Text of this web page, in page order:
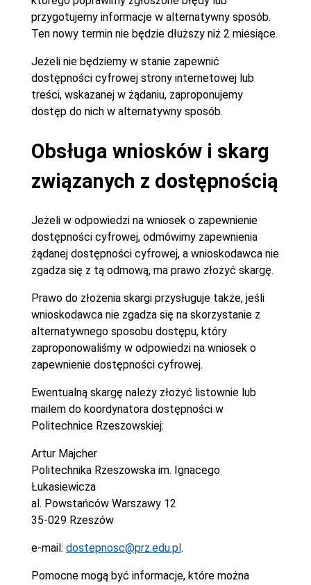
przygotujemy informacje w alternatywny sposób.
Ten nowy termin nie będzie dłuższy niż 2 miesiące.
Jeżeli nie będziemy w stanie zapewnić
dostępności cyfrowej strony internetowej lub
treści, wskazanej w żądaniu, zaproponujemy
dostęp do nich w alternatywny sposób.
Obsługa wniosków i skarg
związanych z dostępnością
Jeżeli w odpowiedzi na wniosek o zapewnienie
dostępności cyfrowej, odmówimy zapewnienia
żądanej dostępności cyfrowej, a wnioskodawca nie
zgadza się z tą odmową, ma prawo złożyć skargę.
Prawo do złożenia skargi przysługuje także, jeśli
wnioskodawca nie zgadza się na skorzystanie z
alternatywnego sposobu dostępu, który
zaproponowaliśmy w odpowiedzi na wniosek o
zapewnienie dostępności cyfrowej.
Ewentualną skargę należy złożyć listownie lub
mailem do koordynatora dostępności w
Politechnice Rzeszowskiej:
Artur Majcher
Politechnika Rzeszowska im. Ignacego
Łukasiewicza
al. Powstańców Warszawy 12
35-029 Rzeszów
e-mail: dostepnosc@prz.edu.pl .
Pomocne mogą być informacje, które można